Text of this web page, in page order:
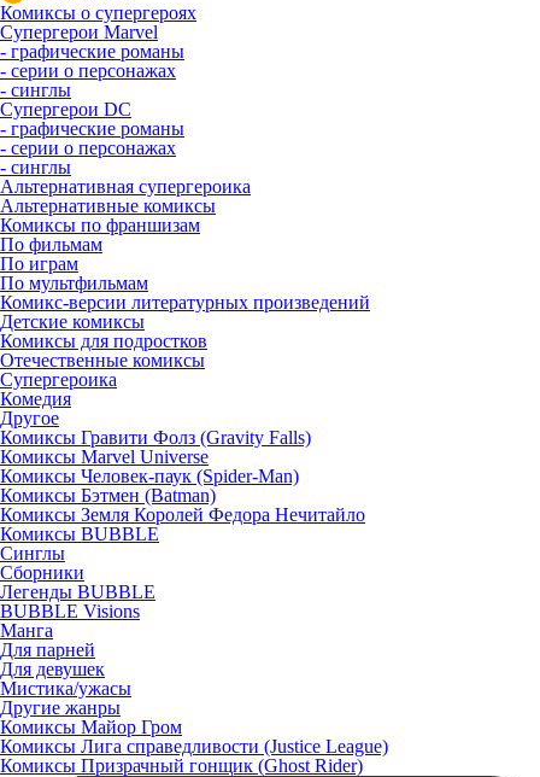
Комиксы о супергероях
Супергерои Marvel
- графические романы
- серии о персонажах
- синглы
Супергерои DC
- графические романы
- серии о персонажах
- синглы
Альтернативная супергероика
Альтернативные комиксы
Комиксы по франшизам
По фильмам
По играм
По мультфильмам
Комикс-версии литературных произведений
Детские комиксы
Комиксы для подростков
Отечественные комиксы
Супергероика
Комедия
Другое
Комиксы Гравити Фолз (Gravity Falls)
Комиксы Marvel Universe
Комиксы Человек-паук (Spider-Man)
Комиксы Бэтмен (Batman)
Комиксы Земля Королей Федора Нечитайло
Комиксы BUBBLE
Синглы
Сборники
Легенды BUBBLE
BUBBLE Visions
Манга
Для парней
Для девушек
Мистика/ужасы
Другие жанры
Комиксы Майор Гром
Комиксы Лига справедливости (Justice League)
Комиксы Призрачный гонщик (Ghost Rider)